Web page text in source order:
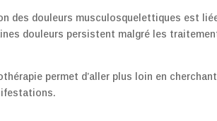
des douleurs musculosquelettiques est
douleurs persistent malgré les
permet d’aller plus loin en